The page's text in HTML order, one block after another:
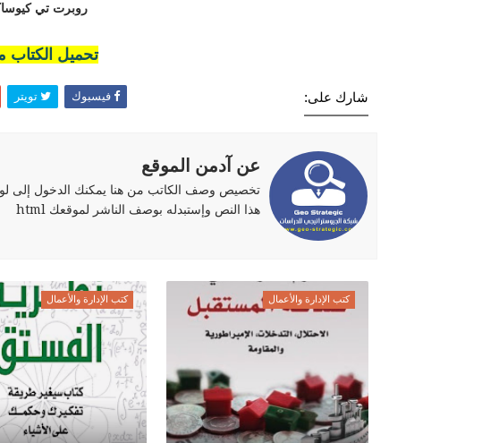
روبرت تي
تحميل الكتاب
شارك على: فيسبوك تويتر
عن آدمن الموقع
تخصيص وصف الكاتب من هنا يمكنك الدخول إلى
هذا النص وإستبدله بوصف الناشر لموقعك html
كتب الإدارة والأعمال كتب الإدارة والأعمال